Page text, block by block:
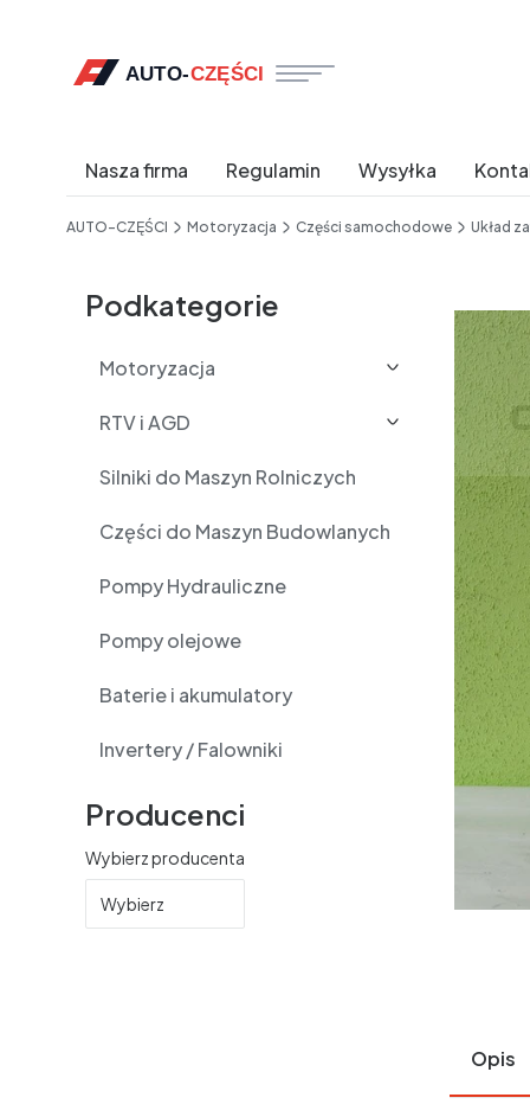
Nasza firma Regulamin Wysyłka
AUTO-CZĘŚCI Motoryzacja Części samochodowe Układ
Podkategorie
Motoryzacja
RTV i AGD
Silniki do Maszyn Rolniczych
Części do Maszyn Budowlanych
Pompy Hydrauliczne
Pompy olejowe
Baterie i akumulatory
Invertery / Falowniki
Producenci
Wybierz producenta
Wybierz
Opis